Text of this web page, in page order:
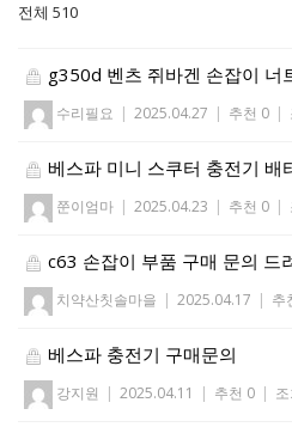
전체 510
g350d 벤츠 쥐바겐 손잡이 너
수리필요 | 2025.04.27 | 추천 0 |
베스파 미니 스쿠터 충전기 배
쭌이엄마 | 2025.04.23 | 추천 0 |
c63 손잡이 부품 구매 문의 드
치약산칫솔마을 | 2025.04.17 | 추
베스파 충전기 구매문의
강지원 | 2025.04.11 | 추천 0 |